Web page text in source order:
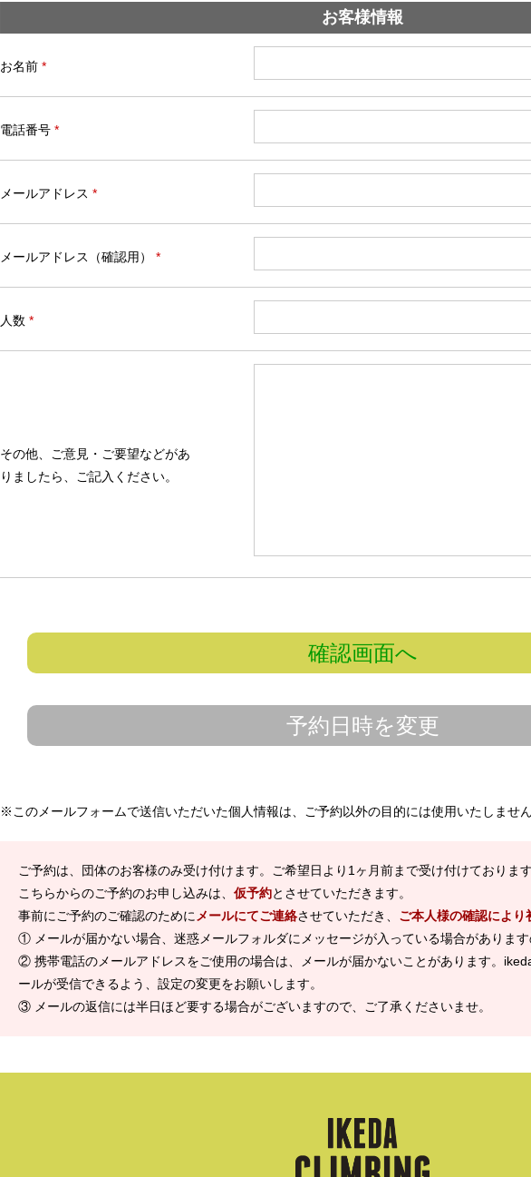
お客様情報
お名前 *
電話番号 *
メールアドレス *
メールアドレス（確認用） *
人数 *
その他、ご意見・ご要望などがあ
りましたら、ご記入ください。
確認画面へ
予約日時を変更
※このメールフォームで送信いただいた個人情報は、ご予約以外の目的には使用いたしません
ご予約は、団体のお客様のみ受け付けます。ご希望日より1ヶ月前まで受け付けております
こちらからのご予約のお申し込みは、 仮予約とさせていただきます。
事前にご予約のご確認のために メールにてご連絡させていただき、 ご本人様の確認により
① メールが届かない場合、迷惑メールフォルダにメッセージが入っている場合があります
② 携帯電話のメールアドレスをご使用の場合は、メールが届かないことがあります。
ールが受信できるよう、設定の変更をお願いします。
③ メールの返信には半日ほど要する場合がございますので、ご了承くださいませ。